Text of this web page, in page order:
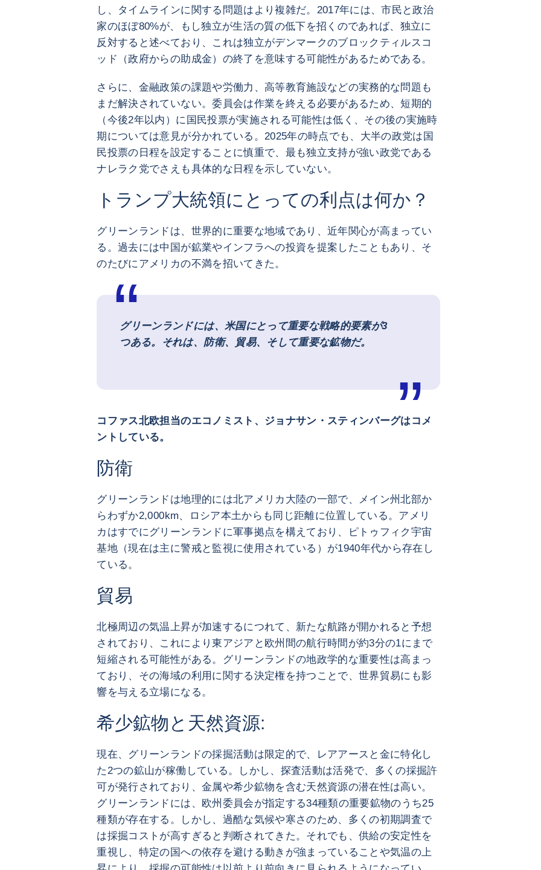
し、タイムラインに関する問題はより複雑だ。2017年には、市民と政治
家のほぼ80%が、もし独立が生活の質の低下を招くのであれば、独立に
反対すると述べており、これは独立がデンマークのブロックティルスコ
ッド（政府からの助成金）の終了を意味する可能性があるためである。
さらに、金融政策の課題や労働力、高等教育施設などの実務的な問題も
まだ解決されていない。委員会は作業を終える必要があるため、短期的
（今後2年以内）に国民投票が実施される可能性は低く、その後の実施時
期については意見が分かれている。2025年の時点でも、大半の政党は国
民投票の日程を設定することに慎重で、最も独立支持が強い政党である
ナレラク党でさえも具体的な日程を示していない。
トランプ大統領にとっての利点は何か？
グリーンランドは、世界的に重要な地域であり、近年関心が高まってい
る。過去には中国が鉱業やインフラへの投資を提案したこともあり、そ
のたびにアメリカの不満を招いてきた。
グリーンランドには、米国にとって重要な戦略的要素が3
つある。それは、防衛、貿易、そして重要な鉱物だ。
コファス北欧担当のエコノミスト、ジョナサン・スティンバーグはコメ
ントしている。
防衛
グリーンランドは地理的には北アメリカ大陸の一部で、メイン州北部か
らわずか2,000km、ロシア本土からも同じ距離に位置している。アメリ
カはすでにグリーンランドに軍事拠点を構えており、ピトゥフィク宇宙
基地（現在は主に警戒と監視に使用されている）が1940年代から存在し
ている。
貿易
北極周辺の気温上昇が加速するにつれて、新たな航路が開かれると予想
されており、これにより東アジアと欧州間の航行時間が約3分の1にまで
短縮される可能性がある。グリーンランドの地政学的な重要性は高まっ
ており、その海域の利用に関する決定権を持つことで、世界貿易にも影
響を与える立場になる。
希少鉱物と天然資源:
現在、グリーンランドの採掘活動は限定的で、レアアースと金に特化し
た2つの鉱山が稼働している。しかし、探査活動は活発で、多くの採掘許
可が発行されており、金属や希少鉱物を含む天然資源の潜在性は高い。
グリーンランドには、欧州委員会が指定する34種類の重要鉱物のうち25
種類が存在する。しかし、過酷な気候や寒さのため、多くの初期調査で
は採掘コストが高すぎると判断されてきた。それでも、供給の安定性を
重視し、特定の国への依存を避ける動きが強まっていることや気温の上